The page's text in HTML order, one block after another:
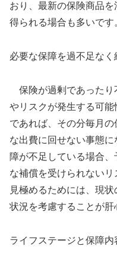
おり、最新の保険商品
得られる場合も多いです
必要な保障を過不足なく
保険が過剰であったり
やリスクが発生する可
であれば、その分毎月
な出費に回せない事態
障が不足している場合
な補償を受けられない
見極めるためには、現
状況を考慮することが肝
ライフステージと保障内